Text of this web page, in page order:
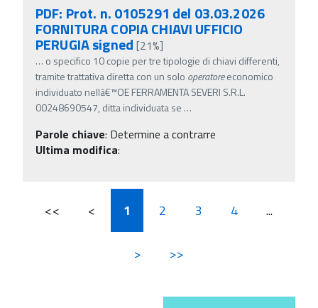
PDF: Prot. n. 0105291 del 03.03.2026
FORNITURA COPIA CHIAVI UFFICIO
PERUGIA signed [21%]
… o specifico 10 copie per tre tipologie di chiavi differenti,
tramite trattativa diretta con un solo operatoreeconomico
individuato nellâ€™OE FERRAMENTA SEVERI S.R.L.
00248690547, ditta individuata se …
Parole chiave: Determine a contrarre
Ultima modifica:
<< < 1 2 3 4 ...
> >>